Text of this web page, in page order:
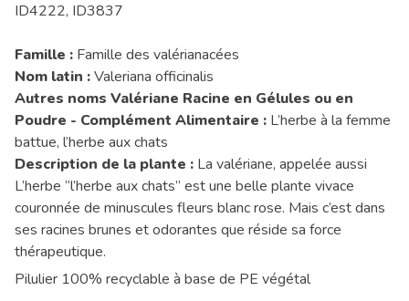
ID4222, ID3837
Famille : Famille des valérianacées
Nom latin :Valeriana officinalis
Autres noms Valériane Racine en Gélules ou en
Poudre - Complément Alimentaire : L’herbe à la femme
battue, l’herbe aux chats
Description de la plante : La valériane, appelée aussi
L’herbe “l’herbe aux chats” est une belle plante vivace
couronnée de minuscules fleurs blanc rose. Mais c’est dans
ses racines brunes et odorantes que réside sa force
thérapeutique.
Pilulier 100% recyclable à base de PE végétal